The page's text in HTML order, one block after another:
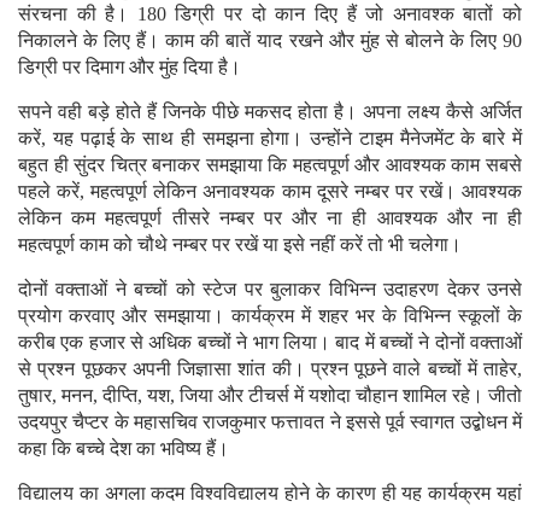
संरचना की है। 180 डिग्री पर दो कान दिए हैं जो अनावश्क बातों को
निकालने के लिए हैं। काम की बातें याद रखने और मुंह से बोलने के लिए 90
डिग्री पर दिमाग और मुंह दिया है।
सपने वही बड़े होते हैं जिनके पीछे मकसद होता है। अपना लक्ष्य कैसे अर्जित
करें, यह पढ़ाई के साथ ही समझना होगा। उन्होंने टाइम मैनेजमेंट के बारे में
बहुत ही सुंदर चित्र बनाकर समझाया कि महत्वपूर्ण और आवश्यक काम सबसे
पहले करें, महत्वपूर्ण लेकिन अनावश्यक काम दूसरे नम्बर पर रखें। आवश्यक
लेकिन कम महत्वपूर्ण तीसरे नम्बर पर और ना ही आवश्यक और ना ही
महत्वपूर्ण काम को चौथे नम्बर पर रखें या इसे नहीं करें तो भी चलेगा।
दोनों वक्ताओं ने बच्चों को स्टेज पर बुलाकर विभिन्न उदाहरण देकर उनसे
प्रयोग करवाए और समझाया। कार्यक्रम में शहर भर के विभिन्न स्कूलों के
करीब एक हजार से अधिक बच्चों ने भाग लिया। बाद में बच्चों ने दोनों वक्ताओं
से प्रश्न पूछकर अपनी जिज्ञासा शांत की। प्रश्न पूछने वाले बच्चों में ताहेर,
तुषार, मनन, दीप्ति, यश, जिया और टीचर्स में यशोदा चौहान शामिल रहे। जीतो
उदयपुर चैप्टर के महासचिव राजकुमार फत्तावत ने इससे पूर्व स्वागत उद्बोधन में
कहा कि बच्चे देश का भविष्य हैं।
विद्यालय का अगला कदम विश्वविद्यालय होने के कारण ही यह कार्यक्रम यहां